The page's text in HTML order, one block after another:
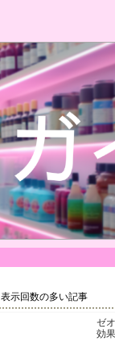
表示回数の多い記事
ゼ
効